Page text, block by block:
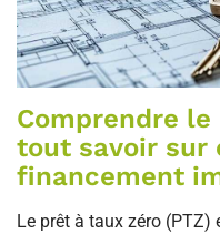
Comprendre
tout savoir sur
financement
Le prêt à taux zéro